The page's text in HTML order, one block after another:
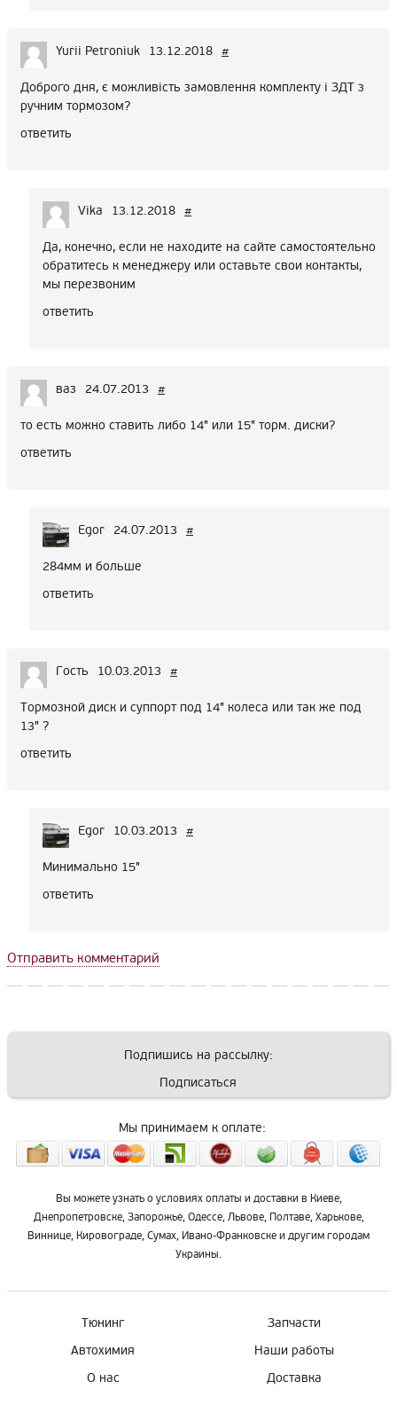
Yurii Petroniuk 13.12.2018 #
Доброго дня, є можливість замовлення комплекту і ЗДТ з
ручним тормозом?
ответить
Vika 13.12.2018 #
Да, конечно, если не находите на сайте самостоятельно
обратитесь к менеджеру или оставьте свои контакты,
мы перезвоним
ответить
ваз 24.07.2013 #
то есть можно ставить либо 14" или 15" торм. диски?
ответить
Egor 24.07.2013 #
284мм и больше
ответить
Гость 10.03.2013 #
Тормозной диск и суппорт под 14" колеса или так же под
13" ?
ответить
Egor 10.03.2013 #
Минимально 15"
ответить
Отправить комментарий
Подпишись на рассылку:
Подписаться
Мы принимаем к оплате:
Вы можете узнать о условиях оплаты и доставки в Киеве,
Днепропетровске, Запорожье, Одессе, Львове, Полтаве, Харькове,
Виннице, Кировограде, Сумах, Ивано-Франковске и другим городам
Украины.
Тюнинг
Запчасти
Автохимия
Наши работы
О нас
Доставка